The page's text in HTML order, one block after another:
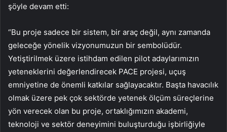
şöyle devam etti:
“Bu proje sadece bir sistem, bir araç değil, aynı zamanda
geleceğe yönelik vizyonumuzun bir sembolüdür.
Yetiştirilmek üzere istihdam edilen pilot adaylarımızın
yeteneklerini değerlendirecek PACE projesi, uçuş
emniyetine de önemli katkılar sağlayacaktır. Başta havacılık
olmak üzere pek çok sektörde yetenek ölçüm süreçlerine
yön verecek olan bu proje, ortaklığımızın akademi,
teknoloji ve sektör deneyimini buluşturduğu işbirliğiyle